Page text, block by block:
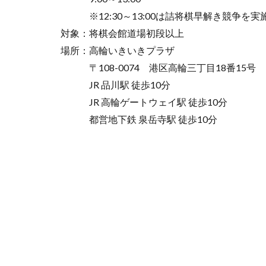
※12:30～13:00は詰将棋早解き競争を実
対象：将棋会館道場初段以上
場所：高輪いきいきプラザ
〒108-0074 港区高輪三丁目18番15号
JR 品川駅 徒歩10分
JR 高輪ゲートウェイ駅 徒歩10分
都営地下鉄 泉岳寺駅 徒歩10分